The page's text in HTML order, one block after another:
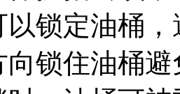
锁定油桶
向锁住油桶